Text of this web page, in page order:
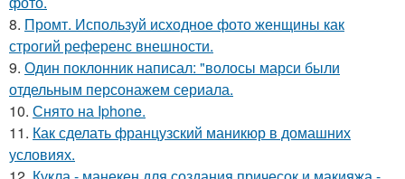
8. Промт. Используй исходное фото женщины как
строгий референс внешности.
9. Один поклонник написал: "волосы марси были
отдельным персонажем сериала.
10. Снято на Iphone.
11. Как сделать французский маникюр в домашних
условиях.